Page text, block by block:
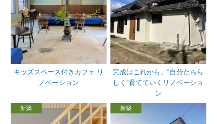
キッズスペース付きカフェ リ
ノベーション
完成はこれから。“自分たちら
しく”育てていくリノベーショ
ン
新築 新築